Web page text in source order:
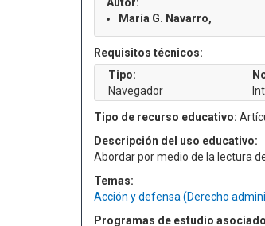
María G. Navarro,
Requisitos técnicos:
Tipo:
Navegador
Tipo de recurso educativo:
Descripción del uso educativo:
Abordar por medio de la lectura
Temas:
Acción y defensa (Derecho
Programas de estudio